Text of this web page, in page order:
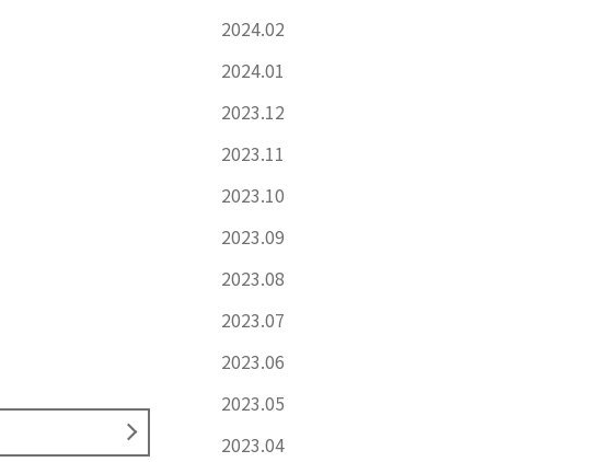
2024.02
2024.01
2023.12
2023.11
2023.10
2023.09
2023.08
2023.07
2023.06
2023.05
2023.04